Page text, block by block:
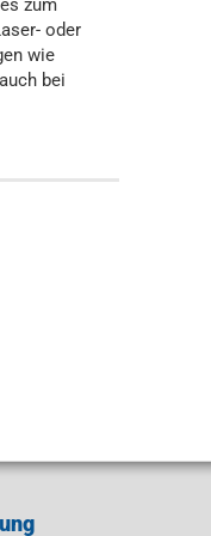
zum
oder
wie
bei